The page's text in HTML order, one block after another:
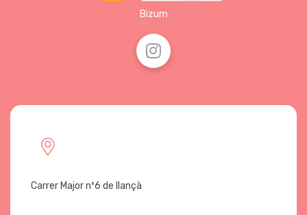
Bizum
Carrer Major nº6 de llançà